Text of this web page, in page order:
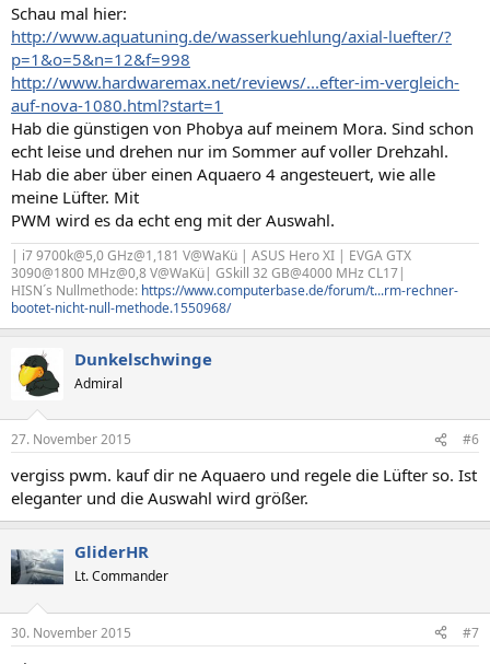
Schau mal hier:
http://www.aquatuning.de/wasserkuehlung/axial-luefter/?
p=1&o=5&n=12&f=998
http://www.hardwaremax.net/reviews/...efter-im-vergleich-
auf-nova-1080.html?start=1
Hab die günstigen von Phobya auf meinem Mora. Sind schon
echt leise und drehen nur im Sommer auf voller Drehzahl.
Hab die aber über einen Aquaero 4 angesteuert, wie alle
meine Lüfter. Mit
PWM wird es da echt eng mit der Auswahl.
| i7 9700k@5,0 GHz@1,181 V@WaKü | ASUS Hero XI | EVGA GTX
3090@1800 MHz@0,8 V@WaKü| GSkill 32 GB@4000 MHz CL17|
HISN´s Nullmethode: https://www.computerbase.de/forum/t...rm-rechner-
bootet-nicht-null-methode.1550968/
Dunkelschwinge
Admiral
27. November 2015 #6
vergiss pwm. kauf dir ne Aquaero und regele die Lüfter so. Ist
eleganter und die Auswahl wird größer.
GliderHR
Lt. Commander
30. November 2015 #7